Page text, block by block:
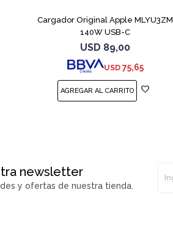
Cargador Original Apple MLYU3ZM
140W USB-C
USD 89,00
USD 75,65
newsletter
y ofertas de nuestra tienda.